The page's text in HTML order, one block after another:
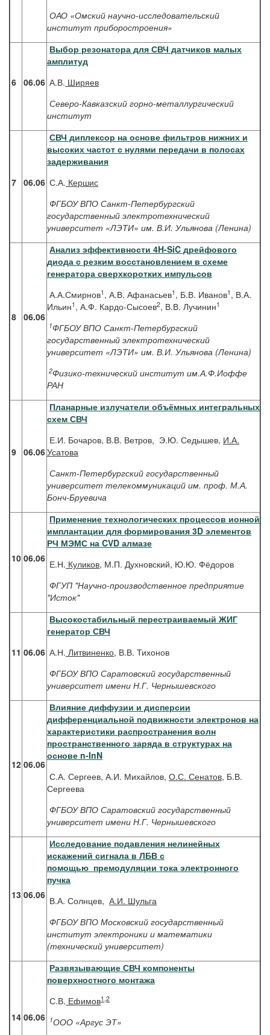
ОАО «Омский научно-исследовательский
институт приборостроения»
6 06.06
Выбор резонатора для СВЧ датчиков малых
амплитуд
А.В. Ширяев
Северо-Кавказский горно-металлургический
институт
7 06.06
СВЧ диплексор на основе фильтров нижних и
высоких частот с нулями передачи в полосах
задерживания
С.А. Кершис
ФГБОУ ВПО Санкт-Петербургский
государственный электротехнический
университет «ЛЭТИ» им. В.И. Ульянова (Ленина)
8 06.06
Анализ эффективности 4H-SiC дрейфового
диода с резким восстановлением в схеме
генератора сверхкоротких импульсов
А.А.Смирнов1 , А.В. Афанасьев1 , Б.В. Иванов1 , В.А.
Ильин1 , А.Ф. Кардо-Сысоев2, В.В. Лучинин1
1ФГБОУ ВПО Санкт-Петербургский
государственный электротехнический
университет «ЛЭТИ» им. В.И. Ульянова (Ленина)
2Физико-технический институт им.А.Ф.Иоффе
РАН
9 06.06
Планарные излучатели объёмных интегральных
схем СВЧ
Е.И. Бочаров, В.В. Ветров, Э.Ю. Седышев, И.А.
Усатова
Санкт-Петербургский государственный
университет телекоммуникаций им. проф. М.А.
Бонч-Бруевича
10 06.06
Применение технологических процессов ионной
имплантации для формирования 3D элементов
РЧ МЭМС на CVD алмазе
Е.Н. Куликов, М.П. Духновский, Ю.Ю. Фёдоров
ФГУП "Научно-производственное предприятие
"Исток"
11 06.06
Высокостабильный перестраиваемый ЖИГ
генератор СВЧ
А.Н. Литвиненко, В.В. Тихонов
ФГБОУ ВПО Саратовский государственный
университет имени Н.Г. Чернышевского
12 06.06
Влияние диффузии и дисперсии
дифференциальной подвижности электронов на
характеристики распространения волн
пространственного заряда в структурах на
основе n-InN
С.А. Сергеев, А.И. Михайлов, О.С. Сенатов, Б.В.
Сергеева
ФГБОУ ВПО Саратовский государственный
университет имени Н.Г. Чернышевского
13 06.06
Исследование подавления нелинейных
искажений сигнала в ЛБВ с
помощью премодуляции тока электронного
пучка
В.А. Солнцев, А.И. Шульга
ФГБОУ ВПО Московский государственный
институт электроники и математики
(технический университет)
14 06.06
Развязывающие СВЧ компоненты
поверхностного монтажа
С.В. Ефимов1,2
1ООО «Аргус ЭТ»